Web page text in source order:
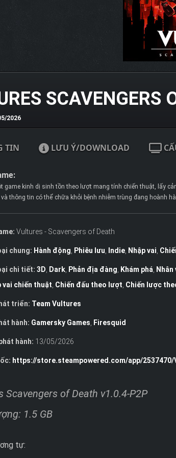
2026
TIN LƯU Ý/DOWNLOAD
game kinh dị sinh tồn theo lượt mang tính chiến thuật, lấy
và thông tin có thể chữa khỏi bệnh nhiễm trùng đang hoành
Vultures - Scavengers of Death
chung: Hành động Phiêu lưu Indie, Nhập vai
chi tiết: 3D Dark, Phản địa đàng Khám phá
vai chiến thuật Chiến đấu theo lượt Chiến lược
triển: Team Vultures
hành: Gamersky Games Firesquid
hành: 13/05/2026
https://store.steampowered.com/app/
Scavengers of Death v1.0.4-P2P
1.5 GB
tự: